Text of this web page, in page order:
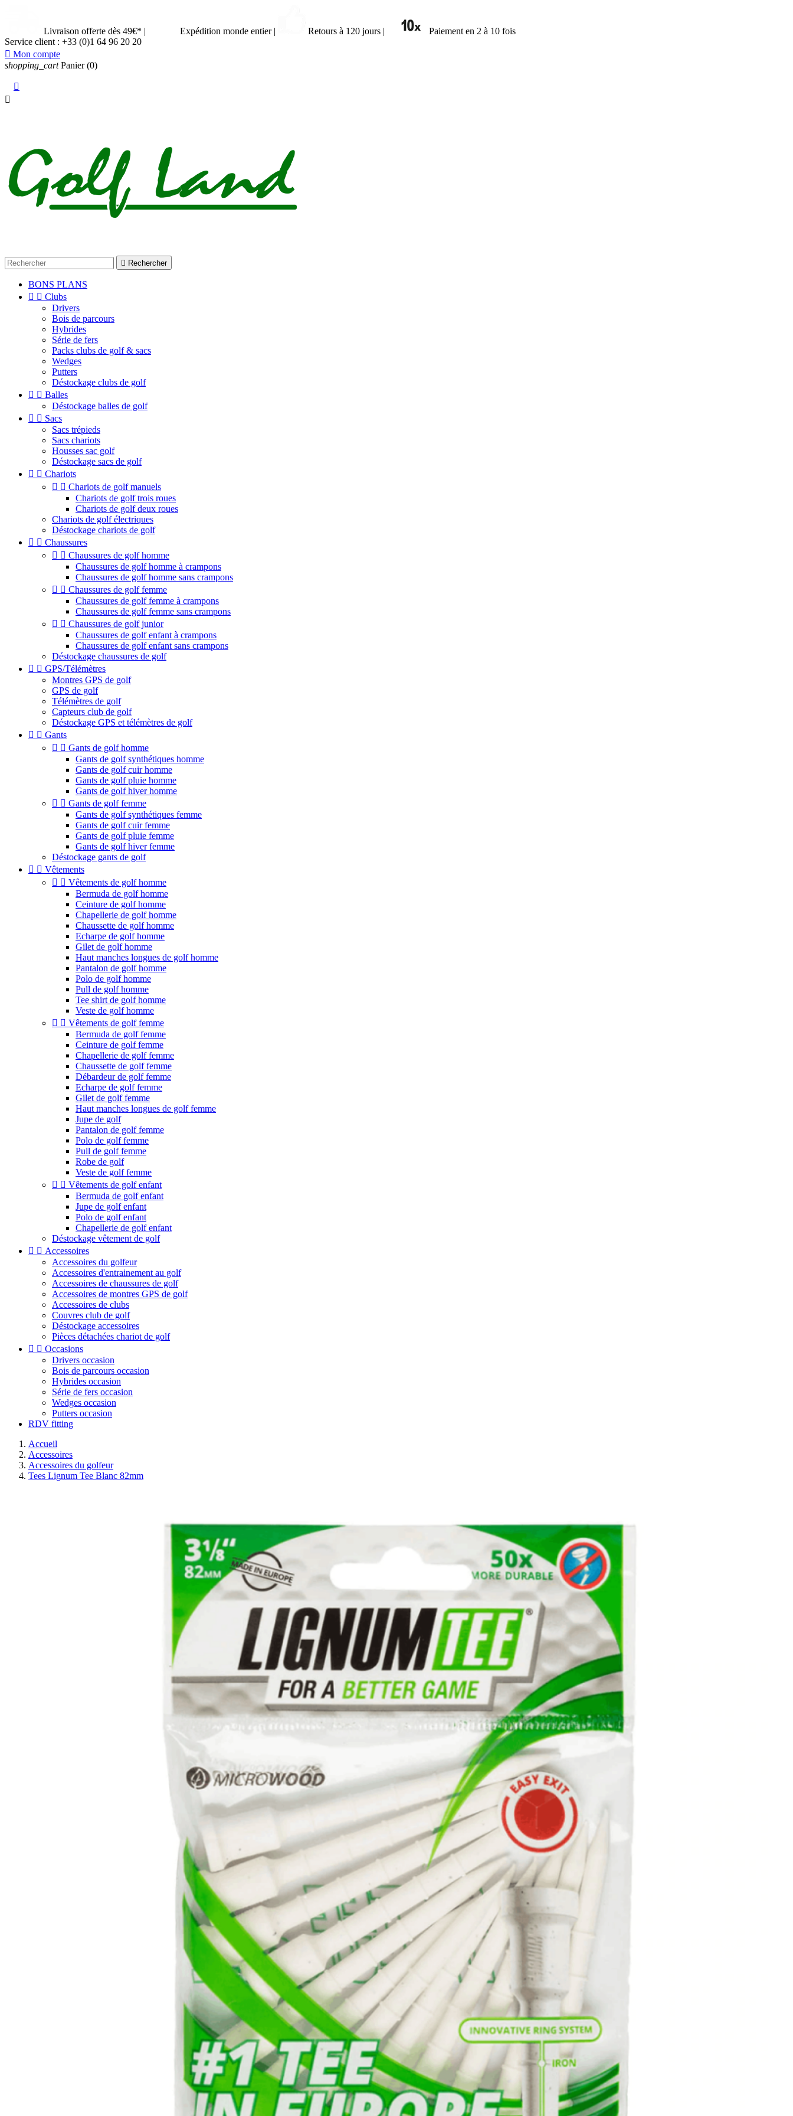
Livraison offerte dès 49€* | Expédition monde entier | Retours à 120 jours |
Paiement en 2 à 10 fois
Service client : +33 (0)1 64 96 20 20
 Mon compte
shopping_cart Panier (0)


 Rechercher
BONS PLANS
  Clubs
Drivers
Bois de parcours
Hybrides
Série de fers
Packs clubs de golf & sacs
Wedges
Putters
Déstockage clubs de golf
  Balles
Déstockage balles de golf
  Sacs
Sacs trépieds
Sacs chariots
Housses sac golf
Déstockage sacs de golf
  Chariots
  Chariots de golf manuels
Chariots de golf trois roues
Chariots de golf deux roues
Chariots de golf électriques
Déstockage chariots de golf
  Chaussures
  Chaussures de golf homme
Chaussures de golf homme à crampons
Chaussures de golf homme sans crampons
  Chaussures de golf femme
Chaussures de golf femme à crampons
Chaussures de golf femme sans crampons
  Chaussures de golf junior
Chaussures de golf enfant à crampons
Chaussures de golf enfant sans crampons
Déstockage chaussures de golf
  GPS/Télémètres
Montres GPS de golf
GPS de golf
Télémètres de golf
Capteurs club de golf
Déstockage GPS et télémètres de golf
  Gants
  Gants de golf homme
Gants de golf synthétiques homme
Gants de golf cuir homme
Gants de golf pluie homme
Gants de golf hiver homme
  Gants de golf femme
Gants de golf synthétiques femme
Gants de golf cuir femme
Gants de golf pluie femme
Gants de golf hiver femme
Déstockage gants de golf
  Vêtements
  Vêtements de golf homme
Bermuda de golf homme
Ceinture de golf homme
Chapellerie de golf homme
Chaussette de golf homme
Echarpe de golf homme
Gilet de golf homme
Haut manches longues de golf homme
Pantalon de golf homme
Polo de golf homme
Pull de golf homme
Tee shirt de golf homme
Veste de golf homme
  Vêtements de golf femme
Bermuda de golf femme
Ceinture de golf femme
Chapellerie de golf femme
Chaussette de golf femme
Débardeur de golf femme
Echarpe de golf femme
Gilet de golf femme
Haut manches longues de golf femme
Jupe de golf
Pantalon de golf femme
Polo de golf femme
Pull de golf femme
Robe de golf
Veste de golf femme
  Vêtements de golf enfant
Bermuda de golf enfant
Jupe de golf enfant
Polo de golf enfant
Chapellerie de golf enfant
Déstockage vêtement de golf
  Accessoires
Accessoires du golfeur
Accessoires d'entrainement au golf
Accessoires de chaussures de golf
Accessoires de montres GPS de golf
Accessoires de clubs
Couvres club de golf
Déstockage accessoires
Pièces détachées chariot de golf
  Occasions
Drivers occasion
Bois de parcours occasion
Hybrides occasion
Série de fers occasion
Wedges occasion
Putters occasion
RDV fitting
Accueil
Accessoires
Accessoires du golfeur
Tees Lignum Tee Blanc 82mm